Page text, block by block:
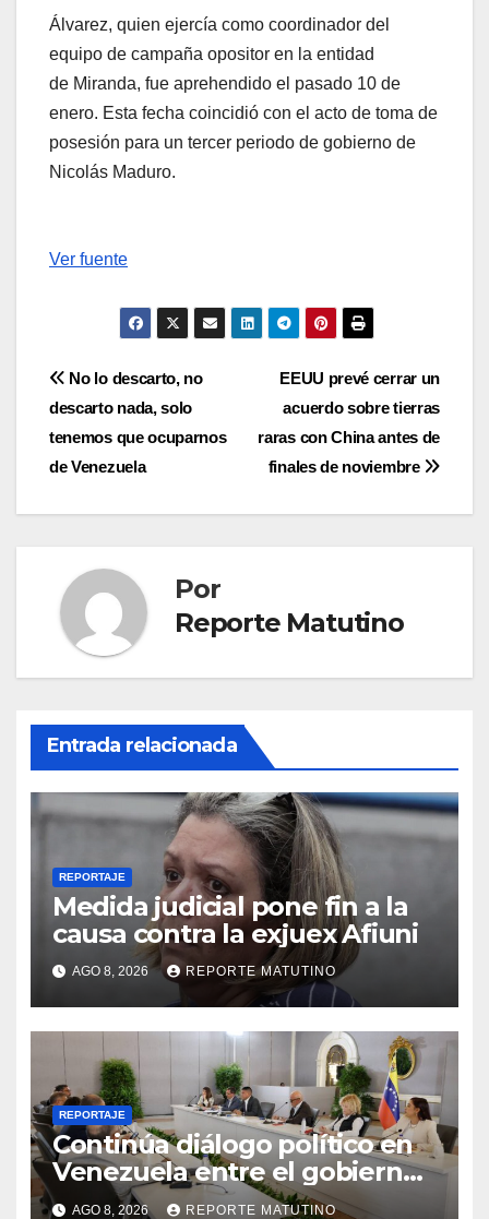
Álvarez, quien ejercía como coordinador del
equipo de campaña opositor en la entidad
de Miranda, fue aprehendido el pasado 10 de
enero. Esta fecha coincidió con el acto de toma de
posesión para un tercer periodo de gobierno de
Nicolás Maduro.
Ver fuente
Navegación
de
entradas
EEUU prevé cerrar un
acuerdo sobre tierras
raras con China antes de
finales de noviembre
No lo descarto, no
descarto nada, solo
tenemos que ocuparnos
de Venezuela
Por
Reporte Matutino
Entrada relacionada
REPORTAJE
Medida judicial pone fin a la
causa contra la exjuex Afiuni
AGO 8, 2026 REPORTE MATUTINO
REPORTAJE
Continúa diálogo político en
Venezuela entre el gobierno
y la oposición
AGO 8, 2026 REPORTE MATUTINO